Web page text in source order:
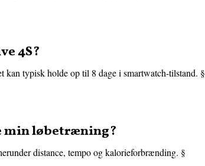
4S?
typisk holde op til 8 dage i smartwatch-tilstand. §
min løbetræning?
distance, tempo og kalorieforbrænding. §